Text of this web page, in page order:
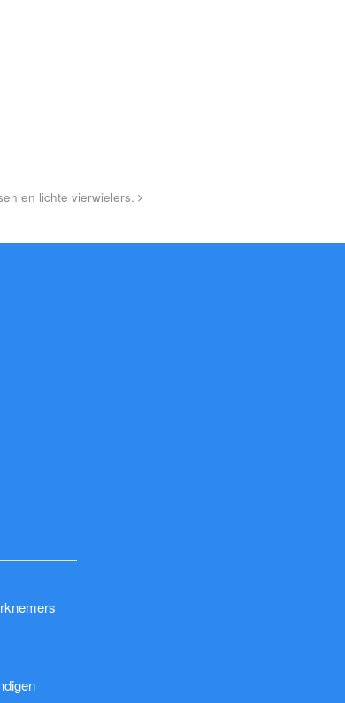
en lichte vierwielers.